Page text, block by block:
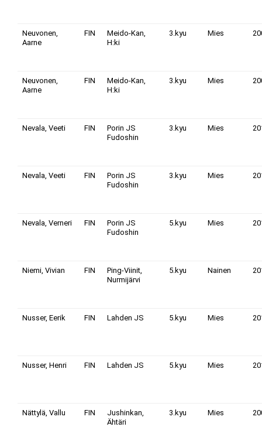
Neuvonen,
Aarne
FIN
Meido-Kan,
H:ki
3.kyu Mies
Neuvonen,
Aarne
FIN
Meido-Kan,
H:ki
3.kyu Mies
Nevala, Veeti FIN
Porin JS
Fudoshin
3.kyu Mies
Nevala, Veeti FIN
Porin JS
Fudoshin
3.kyu Mies
Nevala, Verneri FIN
Porin JS
Fudoshin
5.kyu Mies
Niemi, Vivian FIN
Ping-Viinit,
Nurmijärvi
5.kyu Nainen
Nusser, Eerik FIN Lahden JS 5.kyu Mies
Nusser, Henri FIN Lahden JS 5.kyu Mies
Nättylä, Vallu FIN
Jushinkan,
Ähtäri
3.kyu Mies